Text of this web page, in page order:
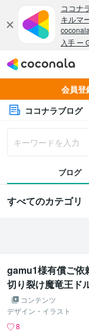
会員登
ココナラブログ
ブログ
すべてのカテゴリ
gamu1様有償ご
切り裂け魔竜王ド
コンテンツ
デザイン・イラスト
8